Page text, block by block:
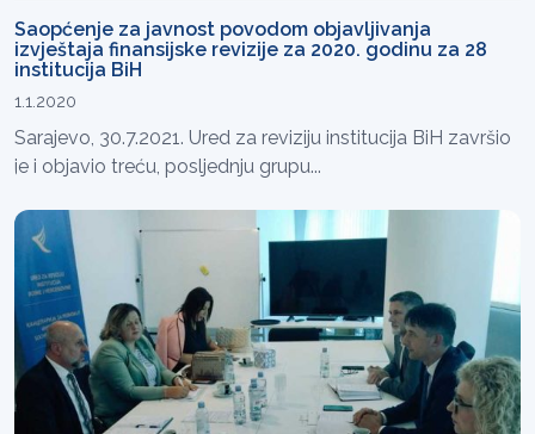
Saopćenje za javnost povodom objavljivanja
izvještaja finansijske revizije za 2020. godinu za 28
institucija BiH
1.1.2020
Sarajevo, 30.7.2021. Ured za reviziju institucija BiH završio
je i objavio treću, posljednju grupu...